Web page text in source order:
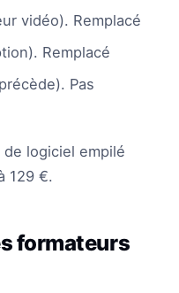
vidéo). Remplacé
Remplacé
Pas
logiciel empilé
129 €.
formateurs